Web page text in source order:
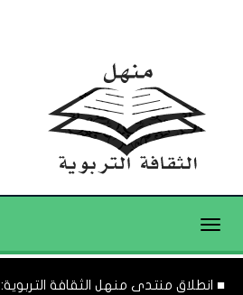
Toggle
■ انطلاق منتدى منهل الثقافة التربوية: